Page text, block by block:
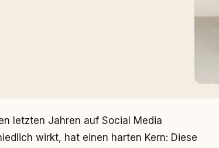
letzten Jahren auf Social Media
wirkt, hat einen harten Kern: Diese